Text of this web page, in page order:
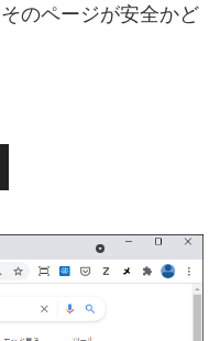
のページが安全かど